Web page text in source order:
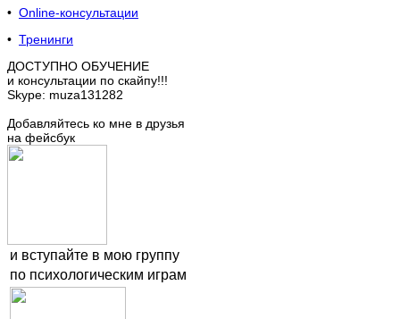
• Online-консультации
• Тренинги
ДОСТУПНО ОБУЧЕНИЕ
и консультации по скайпу!!!
Skype: muza131282
Добавляйтесь ко мне в друзья
на фейсбук
и вступайте в мою группу
по психологическим играм